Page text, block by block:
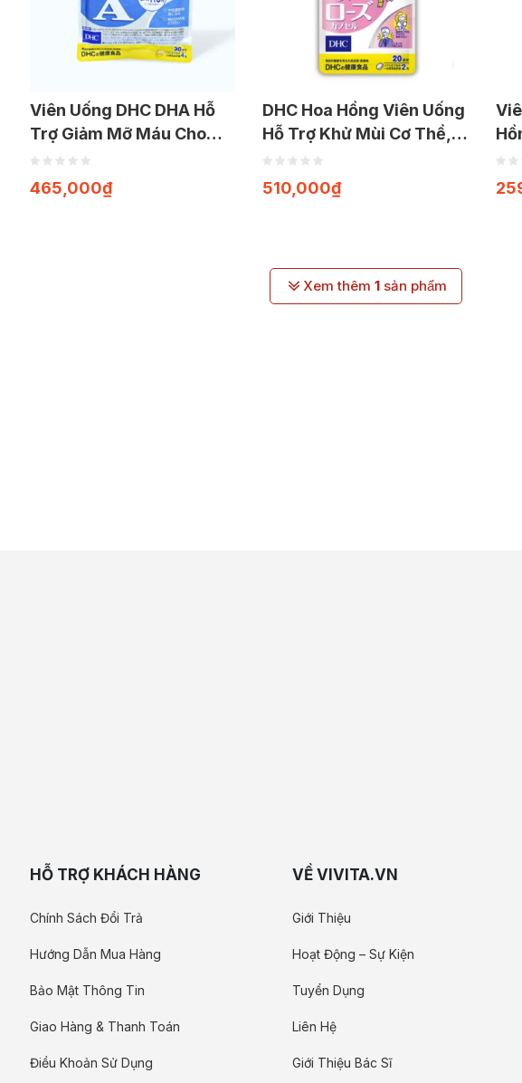
Viên Uống DHC DHA Hỗ
Trợ Giảm Mỡ Máu Cho
Tim Mạch Khỏe Mạnh
(gói 120 viên)
465,000₫
DHC Hoa Hồng Viên Uống
Hỗ Trợ Khử Mùi Cơ Thể,
Mang Lại Hương Thơm
Nhẹ Nhàng (Gói 20 viên)
510,000₫
Cơ
Xem thêm 1sản phẩm
HỖ TRỢ KHÁCH HÀNG
Chính Sách Đổi Trả
Hướng Dẫn Mua Hàng
Bảo Mật Thông Tin
Giao Hàng & Thanh Toán
Điều Khoản Sử Dụng
VỀ VIVITA.VN
Giới Thiệu
Hoạt Động – Sự Kiện
Tuyển Dụng
Liên Hệ
Giới Thiệu Bác Sĩ